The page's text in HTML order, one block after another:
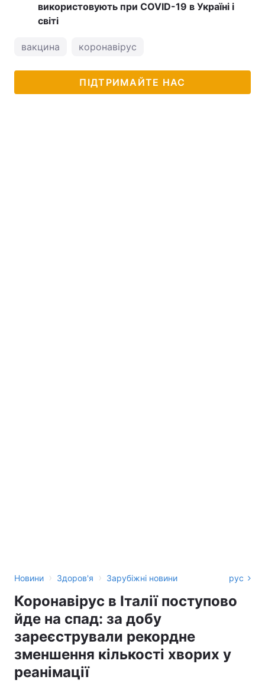
використовують при COVID-19 в Україні і
світі
вакцина коронавірус
ПІДТРИМАЙТЕ НАС
Новини › Здоров'я › Зарубіжні новини рус
Коронавірус в Італії поступово
йде на спад: за добу
зареєстрували рекордне
зменшення кількості хворих у
реанімації